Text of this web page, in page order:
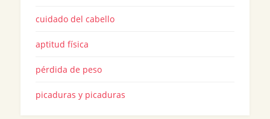
cuidado del cabello
aptitud física
pérdida de peso
picaduras y picaduras